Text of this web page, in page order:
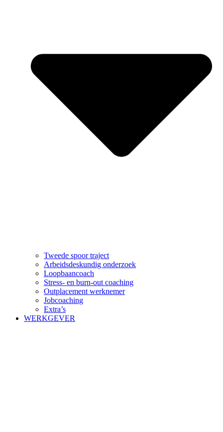
Tweede spoor traject
Arbeidsdeskundig onderzoek
Loopbaancoach
Stress- en burn-out coaching
Outplacement werknemer
Jobcoaching
Extra’s
WERKGEVER